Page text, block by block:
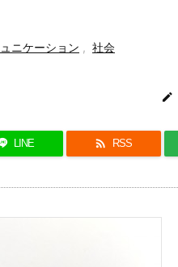
ニケーション , 社会

LINE  RSS